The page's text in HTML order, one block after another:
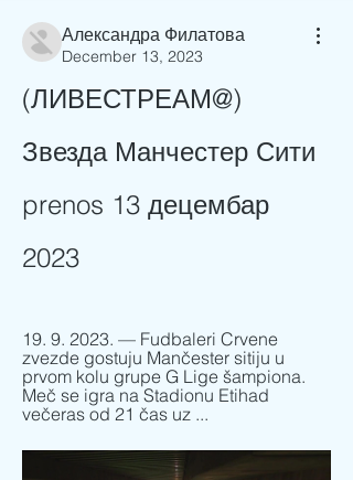
Александра Филатова
December 13, 2023
(ЛИВЕСТРЕАМ@)
Звезда Манчестер Сити
prenos 13 децембар
2023
19. 9. 2023. — Fudbaleri Crvene
zvezde gostuju Mančester sitiju u
prvom kolu grupe G Lige šampiona.
Meč se igra na Stadionu Etihad
večeras od 21 čas uz ...